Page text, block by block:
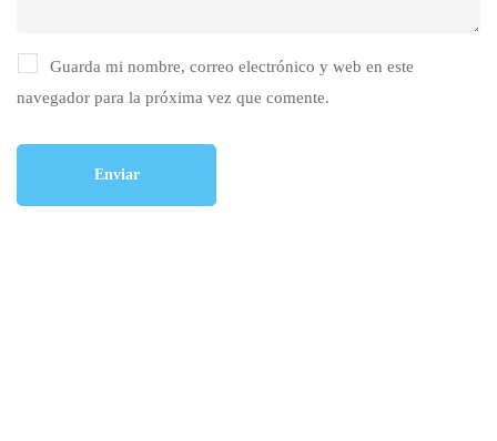
Guarda mi nombre, correo electrónico y web en este
navegador para la próxima vez que comente.